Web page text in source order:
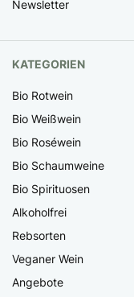
Newsletter
KATEGORIEN
Bio Rotwein
Bio Weißwein
Bio Roséwein
Bio Schaumweine
Bio Spirituosen
Alkoholfrei
Rebsorten
Veganer Wein
Angebote